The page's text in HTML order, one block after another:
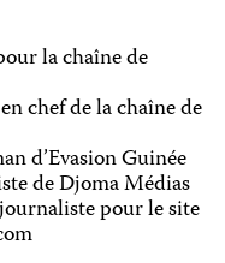
la chaîne de
chef de la chaîne de
d’Evasion Guinée
de Djoma Médias
pour le site